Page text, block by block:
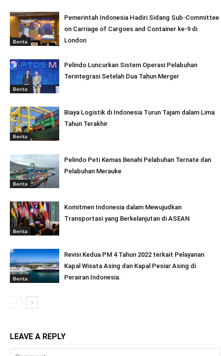
Berita
Pemerintah Indonesia Hadiri Sidang Sub-Committee
on Carriage of Cargoes and Container ke-9 di
London
Berita
Pelindo Luncurkan Sistem Operasi Pelabuhan
Terintegrasi Setelah Dua Tahun Merger
Berita
Biaya Logistik di Indonesia Turun Tajam dalam Lima
Tahun Terakhir
Berita
Pelindo Peti Kemas Benahi Pelabuhan Ternate dan
Pelabuhan Merauke
Berita
Komitmen Indonesia dalam Mewujudkan
Transportasi yang Berkelanjutan di ASEAN
Berita
Revisi Kedua PM 4 Tahun 2022 terkait Pelayanan
Kapal Wisata Asing dan Kapal Pesiar Asing di
Perairan Indonesia.
LEAVE A REPLY